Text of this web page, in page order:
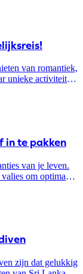
van romantiek,
unieke activiteiten
ter
in te pakken
van je leven.
om optimaal
voor je
zijn dat gelukkig